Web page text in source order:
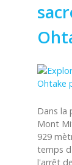
Dans la
Mont
929
temps
l'arrêt